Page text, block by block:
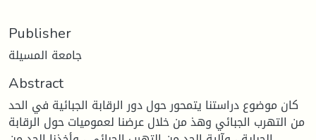
Publisher
جامعة المسيلة
Abstract
كان موضوع دراستنا يتمحور حول دور الرقابة الجبائية في الحد
من التهرب الجبائي وهذ من خلال عرضنا لعموميات حول الرقابة